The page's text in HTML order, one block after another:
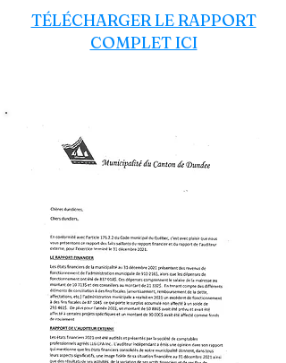
TÉLÉCHARGER LE RAPPORT
COMPLET ICI